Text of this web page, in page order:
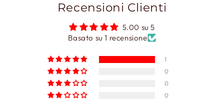
Recensioni Clienti
5.00 su 5
Basato su 1 recensione
1
0
0
0